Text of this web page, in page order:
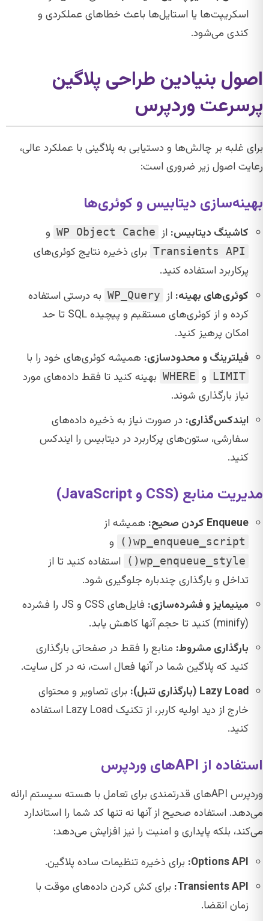
اسکریپت‌ها یا استایل‌ها باعث خطاهای عملکردی و
کندی می‌شود.
اصول بنیادین طراحی پلاگین
پرسرعت وردپرس
برای غلبه بر چالش‌ها و دستیابی به پلاگینی با عملکرد عالی،
رعایت اصول زیر ضروری است:
بهینه‌سازی دیتابیس و کوئری‌ها
کاشینگ دیتابیس: از WP Object Cache و
Transients API برای ذخیره نتایج کوئری‌های
پرکاربرد استفاده کنید.
کوئری‌های بهینه: از WP_Query به درستی استفاده
کرده و از کوئری‌های مستقیم و پیچیده SQL تا حد
امکان پرهیز کنید.
فیلترینگ و محدودسازی: همیشه کوئری‌های خود را با
LIMIT و WHERE بهینه کنید تا فقط داده‌های مورد
نیاز بارگذاری شوند.
ایندکس‌گذاری: در صورت نیاز به ذخیره داده‌های
سفارشی، ستون‌های پرکاربرد در دیتابیس را ایندکس
کنید.
مدیریت منابع (CSS و JavaScript)
Enqueue کردن صحیح: همیشه از
wp_enqueue_script() و
wp_enqueue_style()
استفاده کنید تا از
تداخل و بارگذاری چندباره جلوگیری شود.
مینیمایز و فشرده‌سازی:
فایل‌های CSS و JS را فشرده
(minify) کنید تا حجم آنها کاهش یابد.
بارگذاری مشروط: منابع را فقط در صفحاتی بارگذاری
کنید که پلاگین شما در آنها فعال است، نه در کل سایت.
Lazy Load (بارگذاری تنبل):
برای تصاویر و محتوای
خارج از دید اولیه کاربر، از تکنیک Lazy Load استفاده
کنید.
استفاده از APIهای وردپرس
وردپرس APIهای قدرتمندی برای تعامل با هسته سیستم ارائه
می‌دهد. استفاده صحیح از آنها نه تنها کد شما را استاندارد
می‌کند، بلکه پایداری و امنیت را نیز افزایش می‌دهد:
Options API: برای ذخیره تنظیمات ساده پلاگین.
Transients API: برای کش کردن داده‌های موقت با
زمان انقضا.